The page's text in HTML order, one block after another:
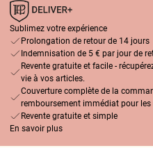
Sublimez votre expérience
Prolongation de retour de 14 jours
Indemnisation de 5 € par jour de
Revente gratuite et facile -
vie à vos articles.
Couverture complète de la
remboursement immédiat pour
Revente gratuite et simple
En savoir plus